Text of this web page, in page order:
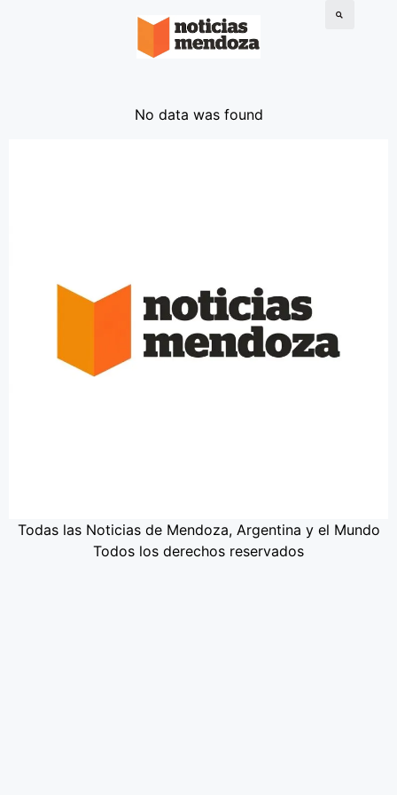
No data was found
Todas las Noticias de Mendoza, Argentina y el Mundo
Todos los derechos reservados